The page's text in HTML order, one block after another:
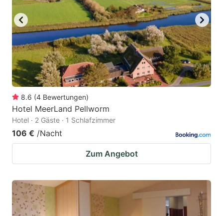
8.6 (4 Bewertungen)
Hotel MeerLand Pellworm
Hotel · 2 Gäste · 1 Schlafzimmer
106 € /Nacht
Zum Angebot